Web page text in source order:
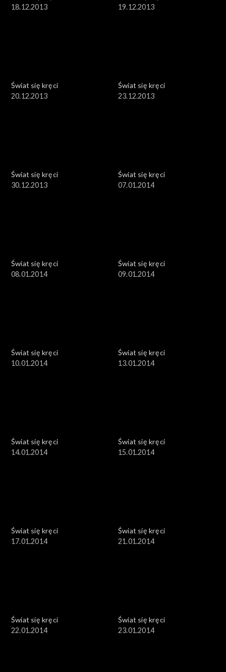
18.12.2013
19.12.2013
Świat się kręci
20.12.2013
Świat się kręci
23.12.2013
Świat się kręci
30.12.2013
Świat się kręci
07.01.2014
Świat się kręci
08.01.2014
Świat się kręci
09.01.2014
Świat się kręci
10.01.2014
Świat się kręci
13.01.2014
Świat się kręci
14.01.2014
Świat się kręci
15.01.2014
Świat się kręci
17.01.2014
Świat się kręci
21.01.2014
Świat się kręci
22.01.2014
Świat się kręci
23.01.2014